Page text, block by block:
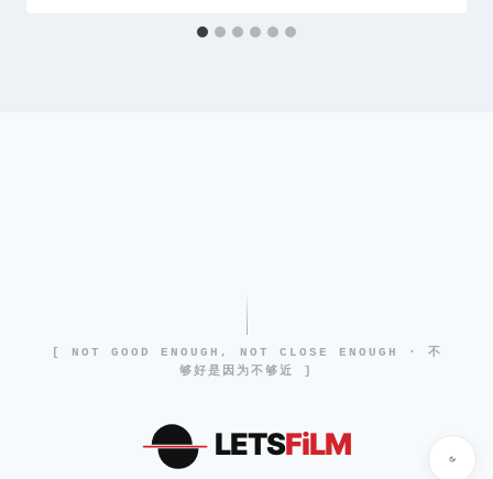
[ NOT GOOD ENOUGH, NOT CLOSE ENOUGH · 不
够好是因为不够近 ]
LETSFiLM